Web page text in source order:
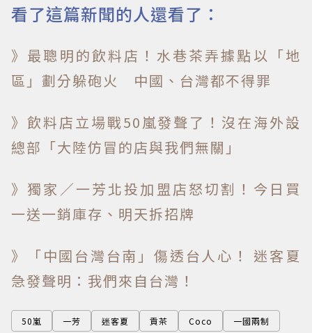
看了這篇新聞的人還看了：
》最聰明的飲料店！水巷茶弄據點以「地
區」劃分躲砲火 中國、台灣都不得罪
》飲料店立場戰50嵐發聲了！沒在海外設
總部「大陸仿冒的店與我們無關」
》獨家／一芳北投加盟店怒切割！今日買
一送一銷庫存、明天拆招牌
》「中國台灣台南」傷透台人心！ 迷客夏
急發聲明：我們來自台灣！
50嵐 一芳 迷客夏 貢茶 Coco 一國兩制